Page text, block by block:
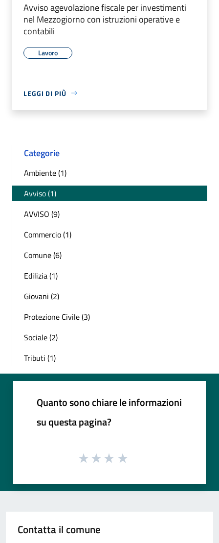
Avviso agevolazione fiscale per investimenti
nel Mezzogiorno con istruzioni operative e
contabili
Lavoro
LEGGI DI PIÙ
Categorie
Ambiente (1)
Avviso (1)
AVVISO (9)
Commercio (1)
Comune (6)
Edilizia (1)
Giovani (2)
Protezione Civile (3)
Sociale (2)
Tributi (1)
Quanto sono chiare le informazioni
su questa pagina?
Contatta il comune